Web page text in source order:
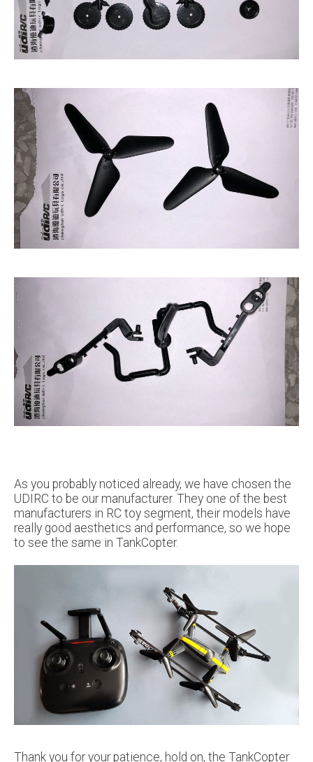
As you probably noticed already, we have chosen the
UDIRC to be our manufacturer. They one of the best
manufacturers in RC toy segment, their models have
really good aesthetics and performance, so we hope
to see the same in TankCopter.
Thank you for your patience, hold on, the TankCopter